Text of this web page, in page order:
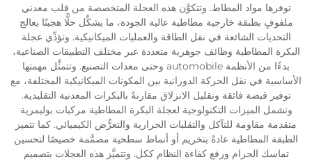
توفرها مواد المطاط. وتتكوَّن هذه العجلة المتخصصة من قلب معدني
ملفوفٍ بطبقة خارجية مطاطية عالية الجودة، ما يشكِّل حلًّا هجينًا يعالج
التحديات الشائعة في نقل الطاقة والعمليات الميكانيكية. وتؤدِّي عجلة
البكرة المطاطية وظائف جوهرية متعددة عبر مختلف التطبيقات الصناعية،
بدءًا من الأنظمة automobile وحتى معدات التصنيع. وتتمثَّل مهمتها
الأساسية في نقل الحركة الدورانية بين المكونات الميكانيكية المختلفة، مع
توفير قبضة فائقة وتقليل الانزلاق مقارنةً بالبكرات المعدنية التقليدية.
وتشمل الميزات التكنولوجية لعجلة البكرة المطاطية مركبات بوليمرية
متقدمة مقاومة للتآكل والتقلبات الحرارية والتعرُّض الكيميائي. كما تتميز
الطبقة المطاطية عادةً بتخريم أو أنماط سطحية مصمَّمة خصيصًا لتحسين
تماسك الحزام ورفع كفاءة النظام ككل. وتتميَّز هذه العجلات بتصميم